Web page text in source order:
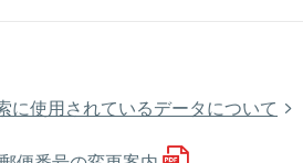
に使用されているデータについて